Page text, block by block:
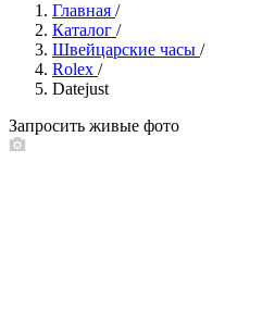
Главная /
Каталог /
Швейцарские часы /
Rolex /
Datejust
Запросить живые фото